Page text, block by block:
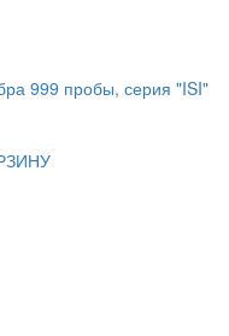
999 пробы, серия "ISI"